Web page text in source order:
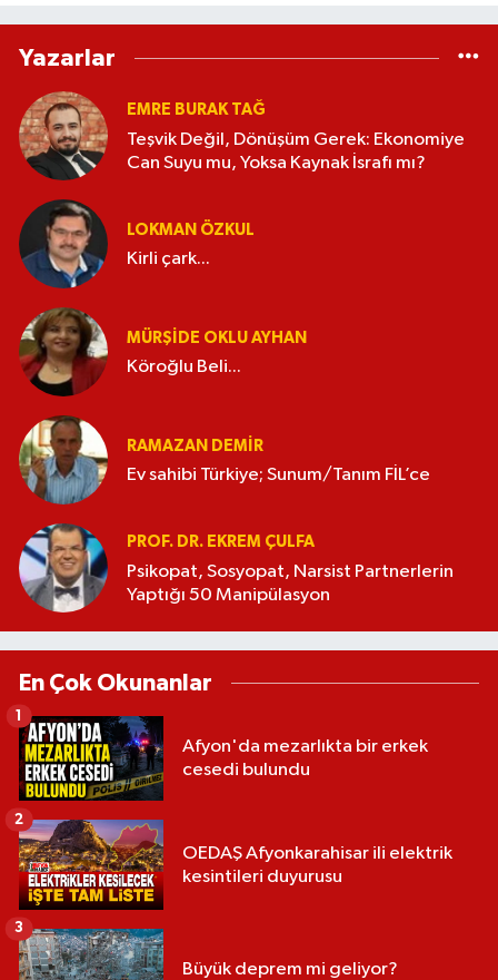
Yazarlar
EMRE BURAK TAĞ
Teşvik Değil, Dönüşüm Gerek: Ekonomiye
Can Suyu mu, Yoksa Kaynak İsrafı mı?
LOKMAN ÖZKUL
Kirli çark...
MÜRŞIDE OKLU AYHAN
Köroğlu Beli...
RAMAZAN DEMİR
Ev sahibi Türkiye; Sunum/Tanım FİL’ce
PROF. DR. EKREM ÇULFA
Psikopat, Sosyopat, Narsist Partnerlerin
Yaptığı 50 Manipülasyon
En Çok Okunanlar
Afyon'da mezarlıkta bir erkek
cesedi bulundu
1
OEDAŞ Afyonkarahisar ili elektrik
kesintileri duyurusu
2
Büyük deprem mi geliyor?
3